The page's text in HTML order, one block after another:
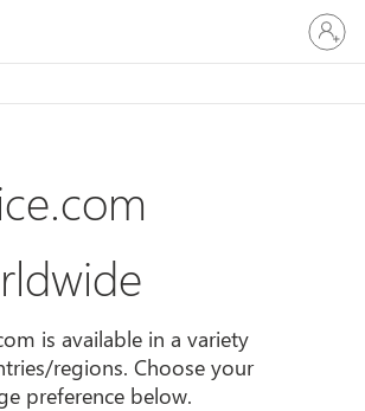
Sign
in
to
account
is available in a variety
regions. Choose your
preference below.